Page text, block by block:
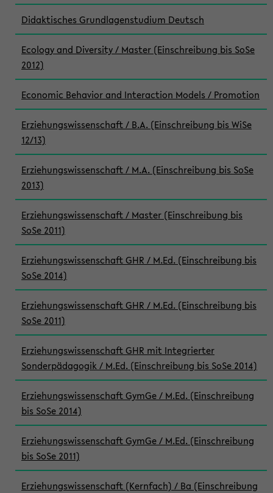
Didaktisches Grundlagenstudium Deutsch
Ecology and Diversity / Master (Einschreibung bis SoSe
2012)
Economic Behavior and Interaction Models / Promotion
Erziehungswissenschaft / B.A. (Einschreibung bis WiSe
12/13)
Erziehungswissenschaft / M.A. (Einschreibung bis SoSe
2013)
Erziehungswissenschaft / Master (Einschreibung bis
SoSe 2011)
Erziehungswissenschaft GHR / M.Ed. (Einschreibung bis
SoSe 2014)
Erziehungswissenschaft GHR / M.Ed. (Einschreibung bis
SoSe 2011)
Erziehungswissenschaft GHR mit Integrierter
Sonderpädagogik / M.Ed. (Einschreibung bis SoSe 2014)
Erziehungswissenschaft GymGe / M.Ed. (Einschreibung
bis SoSe 2014)
Erziehungswissenschaft GymGe / M.Ed. (Einschreibung
bis SoSe 2011)
Erziehungswissenschaft (Kernfach) / Ba (Einschreibung